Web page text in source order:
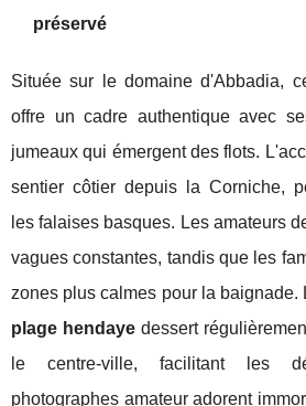
préservé
Située sur le domaine d'Abbadia,
offre un cadre authentique avec
jumeaux qui émergent des flots.
sentier côtier depuis la Corniche,
les falaises basques. Les amateurs
vagues constantes, tandis que les
zones plus calmes pour la baignade.
plage hendaye dessert
le centre-ville, facilitant les
photographes amateur adorent